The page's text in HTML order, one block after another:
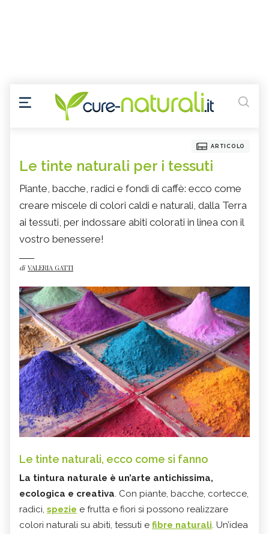
ARTICOLO
Le tinte naturali per i tessuti
Piante, bacche, radici e fondi di caffè: ecco come
creare miscele di colori caldi e naturali, dalla Terra
ai tessuti, per indossare abiti colorati in linea con il
vostro benessere!
di VALERIA GATTI
Le tinte naturali, ecco come si fanno
La tintura naturale è un’arte antichissima,
ecologica e creativa. Con piante, bacche, cortecce,
radici, spezie e frutta e fiori si possono realizzare
colori naturali su abiti, tessuti e fibre naturali. Un’idea